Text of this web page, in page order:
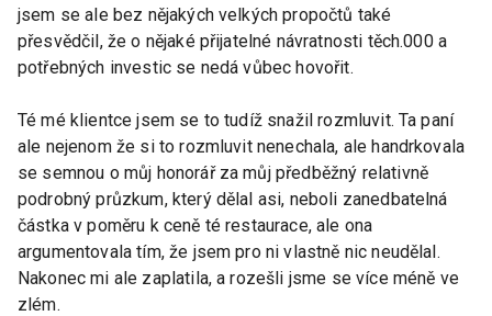
jsem se ale bez nějakých velkých propočtů také
přesvědčil, že o nějaké přijatelné návratnosti těch.000 a
potřebných investic se nedá vůbec hovořit.
Té mé klientce jsem se to tudíž snažil rozmluvit. Ta paní
ale nejenom že si to rozmluvit nenechala, ale handrkovala
se semnou o můj honorář za můj předběžný relativně
podrobný průzkum, který dělal asi, neboli zanedbatelná
částka v poměru k ceně té restaurace, ale ona
argumentovala tím, že jsem pro ni vlastně nic neudělal.
Nakonec mi ale zaplatila, a rozešli jsme se více méně ve
zlém.